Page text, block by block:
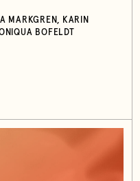
MARKGREN, KARIN
BOFELDT